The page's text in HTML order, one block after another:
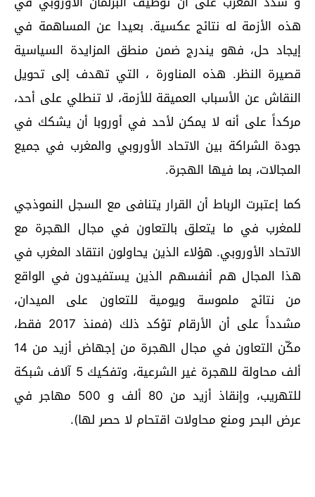
هذه الأزمة له نتائج عكسية. بعيدا عن المساهمة في
إيجاد حل، فهو يندرج ضمن منطق المزايدة السياسية
قصيرة النظر. هذه المناورة ، التي تهدف إلى تحويل
النقاش عن الأسباب العميقة للأزمة، لا تنطلي على أحد،
مركداً على أنه لا يمكن لأحد في أوروبا أن يشكك في
جودة الشراكة بين الاتحاد الأوروبي والمغرب في جميع
المجالات، بما فيها الهجرة.
كما إعتبرت الرباط أن القرار يتنافى مع السجل النموذجي
للمغرب في ما يتعلق بالتعاون في مجال الهجرة مع
الاتحاد الأوروبي. هؤلاء الذين يحاولون انتقاد المغرب في
هذا المجال هم أنفسهم الذين يستفيدون في الواقع
من نتائج ملموسة ويومية للتعاون على الميدان،
مشدداً على أن الأرقام تؤكد ذلك (فمنذ 2017 فقط،
مكّن التعاون في مجال الهجرة من إجهاض أزيد من 14
ألف محاولة للهجرة غير الشرعية، وتفكيك 5 آلاف شبكة
للتهريب، وإنقاذ أزيد من 80 ألف و 500 مهاجر في
عرض البحر ومنع محاولات اقتحام لا حصر لها).